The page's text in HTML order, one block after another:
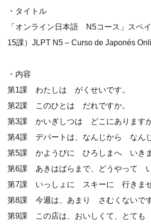
・タイトル
「オンライン日本語 N5コース」スペ
15課）JLPT N5 – Curso de Japonés
・内容
第1課 わたしは がくせいです。
第2課 このひとは だれですか。
第3課 かいぎしつは どこにありますか
第4課 デパートは、なんじから なんじ
第5課 かようびに ひろしまへ いきま
第6課 あきはばらまで、どうやって い
第7課 いっしょに スキーに 行きませ
第8課 今週は、あまり さむくないです
第9課 この店は、おいしくて、とても